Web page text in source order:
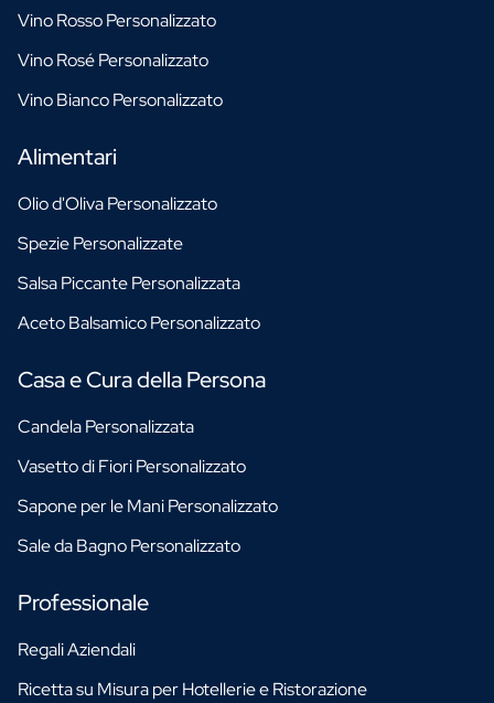
Vino Rosso Personalizzato
Vino Rosé Personalizzato
Vino Bianco Personalizzato
Alimentari
Olio d'Oliva Personalizzato
Spezie Personalizzate
Salsa Piccante Personalizzata
Aceto Balsamico Personalizzato
Casa e Cura della Persona
Candela Personalizzata
Vasetto di Fiori Personalizzato
Sapone per le Mani Personalizzato
Sale da Bagno Personalizzato
Professionale
Regali Aziendali
Ricetta su Misura per Hotellerie e Ristorazione